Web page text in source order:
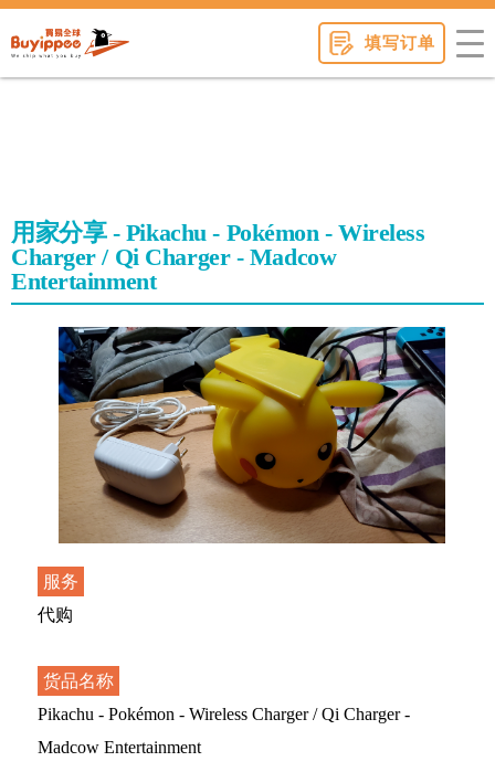
填写订单
用家分享 - Pikachu - Pokémon - Wireless
Charger / Qi Charger - Madcow
Entertainment
服务
代购
货品名称
Pikachu - Pokémon - Wireless Charger / Qi Charger -
Madcow Entertainment